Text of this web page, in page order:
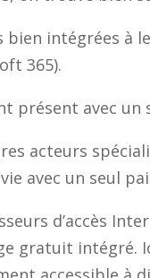
intégrées à
365).
présent avec
acteurs
avec un seul
d’accès
gratuit intégré.